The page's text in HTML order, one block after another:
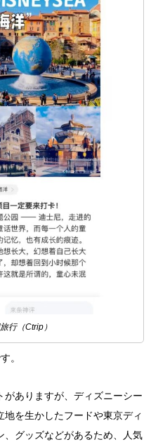
行（Ctrip）
。
ありますが、ディズニーシー
を生かしたフードや東京ディ
、グッズなどがあるため、人気